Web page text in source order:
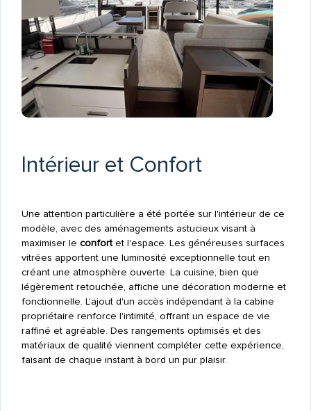
Intérieur et Confort
Une attention particulière a été portée sur l'intérieur de ce
modèle, avec des aménagements astucieux visant à
maximiser le confortet l'espace. Les généreuses surfaces
vitrées apportent une luminosité exceptionnelle tout en
créant une atmosphère ouverte. La cuisine, bien que
légèrement retouchée, affiche une décoration moderne et
fonctionnelle. L'ajout d'un accès indépendant à la cabine
propriétaire renforce l'intimité, offrant un espace de vie
raffiné et agréable. Des rangements optimisés et des
matériaux de qualité viennent compléter cette expérience,
faisant de chaque instant à bord un pur plaisir.